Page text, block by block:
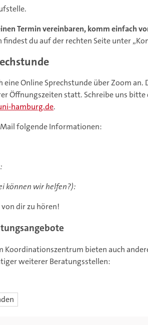
Termin vereinbaren, komm einfach
du auf der rechten Seite unter
eine Online Sprechstunde über Zoom an.
Öffnungszeiten statt. Schreibe uns
hamburg.de.
Mail folgende Informationen:
können wir helfen?):
dir zu hören!
Koordinationszentrum bieten auch
weiterer Beratungsstellen: